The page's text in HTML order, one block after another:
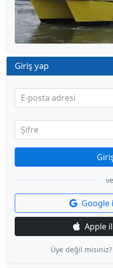
Giriş yap
E-posta adresi
Şifre
Google
Apple
Üye değil misiniz?